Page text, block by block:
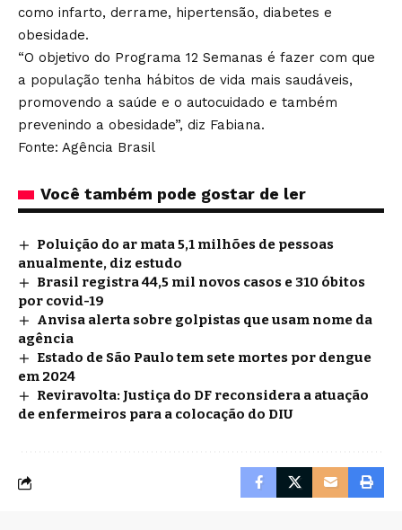
como infarto, derrame, hipertensão, diabetes e
obesidade.
“O objetivo do Programa 12 Semanas é fazer com que
a população tenha hábitos de vida mais saudáveis,
promovendo a saúde e o autocuidado e também
prevenindo a obesidade”, diz Fabiana.
Fonte: Agência Brasil
Você também pode gostar de ler
Poluição do ar mata 5,1 milhões de pessoas
anualmente, diz estudo
Brasil registra 44,5 mil novos casos e 310 óbitos
por covid-19
Anvisa alerta sobre golpistas que usam nome da
agência
Estado de São Paulo tem sete mortes por dengue
em 2024
Reviravolta: Justiça do DF reconsidera a atuação
de enfermeiros para a colocação do DIU